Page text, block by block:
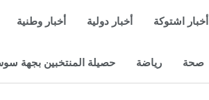
أخبار اشتوكة أخبار دولية أخبار وطنية
صحة رياضة حصيلة المنتخبين بجهة